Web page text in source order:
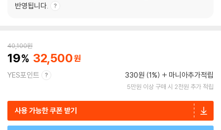
반영됩니다.
40,100원
19 32,500
YES포인트 330원 (1%) 마니아추가적립
5만원 이상 구매 시 2천원 추가 적립
사용 가능한 쿠폰 받기